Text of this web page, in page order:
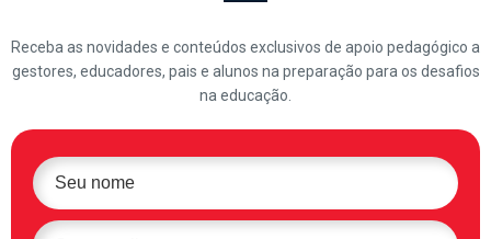
Receba as novidades e conteúdos exclusivos de apoio pedagógico a
gestores, educadores, pais e alunos na preparação para os desafios
na educação.